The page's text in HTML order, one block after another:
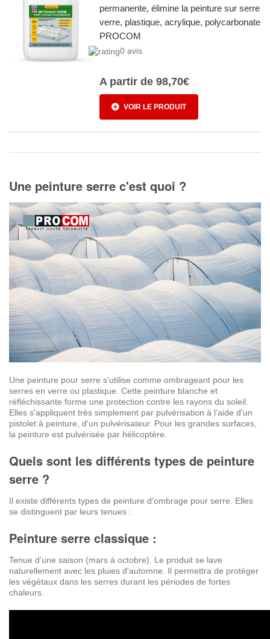
permanente, élimine la peinture sur serre
verre, plastique, acrylique, polycarbonate
PROCOM
0 avis
A partir de 98,70€
VOIR LE PRODUIT
Une peinture serre c'est quoi ?
Une peinture pour serre s'utilise comme ombrageant pour les
serres en verre ou plastique. Cette peinture blanche et
réfléchissante forme une protection contre les rayons du soleil
Elles s'appliquent très simplement par pulvérisation à l'aide d'un
pistolet à peinture, d'un pulvérisateur. Pour les grandes surfaces,
la peinture est pulvérisée par hélicoptère
Quels sont les différents types de peinture
serre ?
Il existe différents types de peinture d'ombrage pour serre. Elles
se distinguent par leurs tenues :
Peinture serre classique :
Tenue d'une saison (mars à octobre). Le produit se lave
naturellement avec les pluies d'automne. Il permettra de protéger
les végétaux dans les serres durant les périodes de fortes
chaleurs.